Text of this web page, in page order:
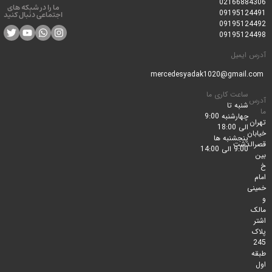
ساعت کاری ما
شنبه تا
چهارشنبه 9:00
الی 18:00
پنجشنبه ها
9:00 الی 14:00
ما را در شبکه های
اجتماعی دنبال کنید